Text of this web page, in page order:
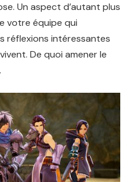
Un aspect d’autant plus
votre équipe qui
réflexions intéressantes
De quoi amener le